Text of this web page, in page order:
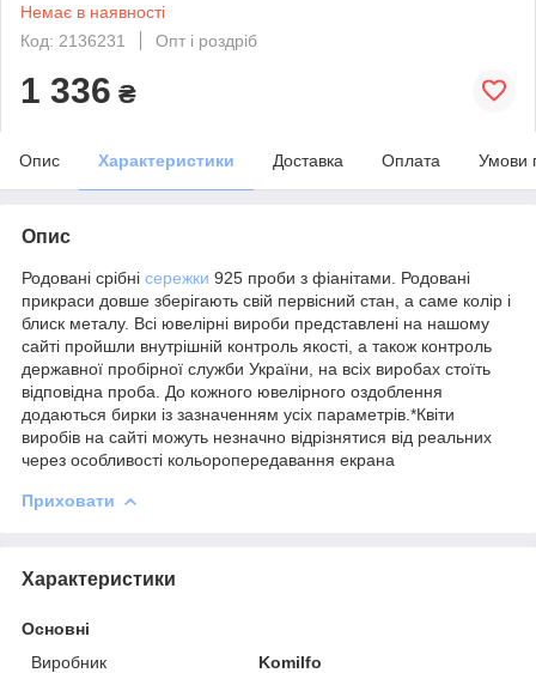
Немає в наявності
Код: 2136231
Опт і роздріб
1 336 ₴
Опис Характеристики Доставка Оплата Умови
Опис
Родовані срібні сережки 925 проби з фіанітами. Родовані
прикраси довше зберігають свій первісний стан, а саме колір і
блиск металу. Всі ювелірні вироби представлені на нашому
сайті пройшли внутрішній контроль якості, а також контроль
державної пробірної служби України, на всіх виробах стоїть
відповідна проба. До кожного ювелірного оздоблення
додаються бирки із зазначенням усіх параметрів.*Квіти
виробів на сайті можуть незначно відрізнятися від реальних
через особливості кольоропередавання екрана
Приховати
Характеристики
Основні
Виробник
Komilfo